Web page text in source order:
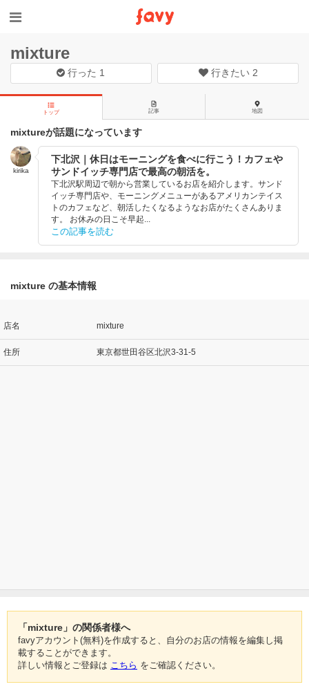
mixture
行った 1 行きたい 2
トップ 記事 地図
mixtureが話題になっています
kirika
下北沢｜休日はモーニングを食べに行こう！カフェや
サンドイッチ専門店で最高の朝活を。
下北沢駅周辺で朝から営業しているお店を紹介します。サンド
イッチ専門店や、モーニングメニューがあるアメリカンテイス
トのカフェなど、朝活したくなるようなお店がたくさんありま
す。 お休みの日こそ早起...
この記事を読む
mixture の基本情報
店名 mixture
住所 東京都世田谷区北沢3-31-5
「mixture」の関係者様へ
favyアカウント(無料)を作成すると、自分のお店の情報を編集し掲
載することができます。
詳しい情報とご登録は こちら をご確認ください。